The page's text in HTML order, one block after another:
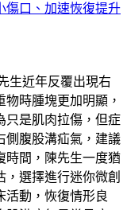
傷口、加速恢復提升
生近年反覆出現右
時腫塊更加明顯，
只是肌肉拉傷，但症
側腹股溝疝氣，建議
時間，陳先生一度猶
選擇進行迷你微創
活動，恢復情形良